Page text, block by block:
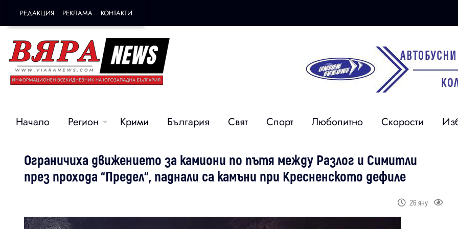
РЕДАКЦИЯ РЕКЛАМА КОНТАКТИ
Начало Регион Крими България Свят Спорт Любопитно Скорости
Ограничиха движението за камиони по пътя между Разлог и Симитли
през прохода “Предел“, паднали са камъни при Кресненското дефиле
26 яну